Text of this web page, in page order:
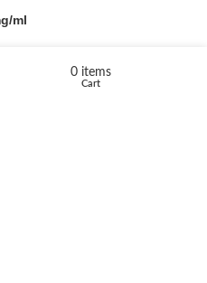
ml
0 items
Cart